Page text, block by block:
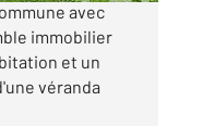
avec
immobilier
et un
véranda